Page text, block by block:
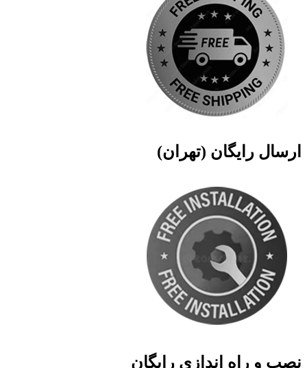
ارسال رایگان (تهران)
نصب و راه اندازی رایگان